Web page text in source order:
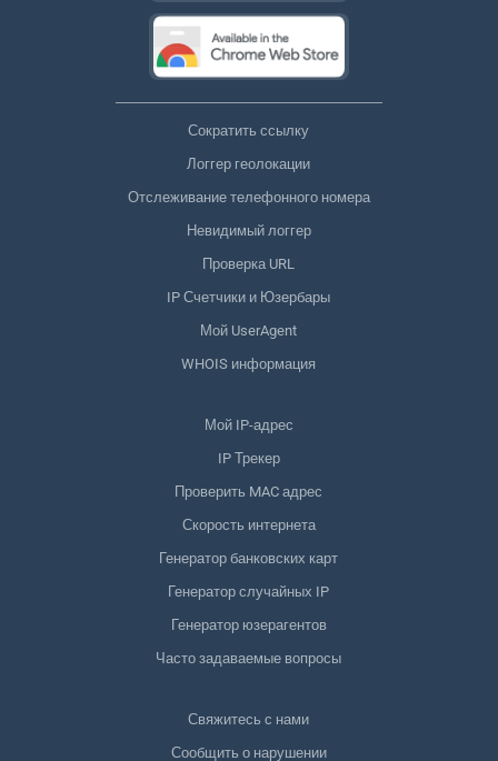
Сократить ссылку
Логгер геолокации
Отслеживание телефонного номера
Невидимый логгер
Проверка URL
IP Счетчики и Юзербары
Мой UserAgent
WHOIS информация
Мой IP-адрес
IP Трекер
Проверить MAC адрес
Скорость интернета
Генератор банковских карт
Генератор случайных IP
Генератор юзерагентов
Часто задаваемые вопросы
Свяжитесь с нами
Сообщить о нарушении